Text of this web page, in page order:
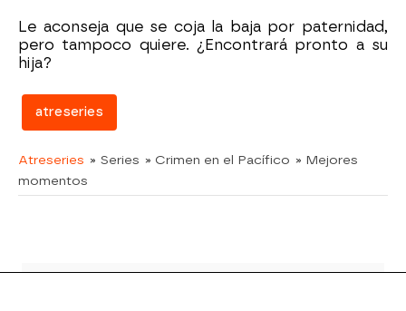
Le aconseja que se coja la baja por paternidad,
pero tampoco quiere. ¿Encontrará pronto a su
hija?
atreseries
Atreseries » Series » Crimen en el Pacífico » Mejores
momentos